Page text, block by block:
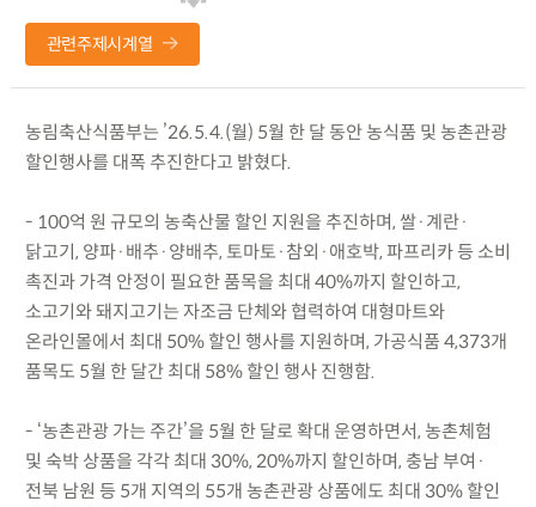
관련주제시계열
농림축산식품부는 ’26.5.4.(월) 5월 한 달 동안 농식품 및 농촌관광
할인행사를 대폭 추진한다고 밝혔다.
- 100억 원 규모의 농축산물 할인 지원을 추진하며, 쌀·계란·
닭고기, 양파·배추·양배추, 토마토·참외·애호박, 파프리카 등 소비
촉진과 가격 안정이 필요한 품목을 최대 40%까지 할인하고,
소고기와 돼지고기는 자조금 단체와 협력하여 대형마트와
온라인몰에서 최대 50% 할인 행사를 지원하며, 가공식품 4,373개
품목도 5월 한 달간 최대 58% 할인 행사 진행함.
- ‘농촌관광 가는 주간’을 5월 한 달로 확대 운영하면서, 농촌체험
및 숙박 상품을 각각 최대 30%, 20%까지 할인하며, 충남 부여·
전북 남원 등 5개 지역의 55개 농촌관광 상품에도 최대 30% 할인